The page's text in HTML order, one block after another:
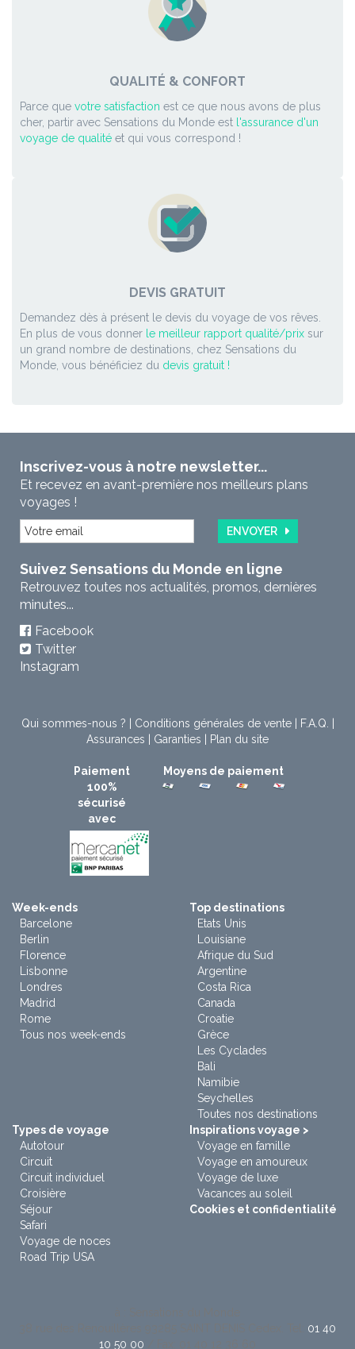
QUALITÉ & CONFORT
Parce que votre satisfaction est ce que nous avons de plus
cher, partir avec Sensations du Monde est l'assurance d'un
voyage de qualité et qui vous correspond !
DEVIS GRATUIT
Demandez dès à présent le devis du voyage de vos rêves.
En plus de vous donner le meilleur rapport qualité/prix sur
un grand nombre de destinations, chez Sensations du
Monde, vous bénéficiez du devis gratuit !
Inscrivez-vous à notre newsletter...
Et recevez en avant-première nos meilleurs plans
voyages !
ENVOYER
Suivez Sensations du Monde en ligne
Retrouvez toutes nos actualités, promos, dernières
minutes...
Facebook
Twitter
Instagram
Qui sommes-nous ? Conditions générales de vente| F.A.Q.
Assurances
Garanties Plan du site
Paiement
100%
sécurisé
avec
Moyens de paiement
Week-ends
Barcelone
Berlin
Florence
Lisbonne
Londres
Madrid
Rome
Tous nos week-ends
Top destinations
Etats Unis
Louisiane
Afrique du Sud
Argentine
Costa Rica
Canada
Croatie
Grèce
Les Cyclades
Bali
Namibie
Seychelles
Toutes nos destinations
Types de voyage
Autotour
Circuit
Circuit individuel
Croisière
Séjour
Safari
Voyage de noces
Road Trip USA
Inspirations voyage >
Voyage en famille
Voyage en amoureux
Voyage de luxe
Vacances au soleil
Cookies et confidentialité
01 40
10 50 00